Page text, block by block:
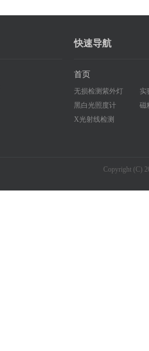
快速导航
首页
无损检测紫外灯
实
黑白光照度计
磁
X光射线检测
Copyright (C)